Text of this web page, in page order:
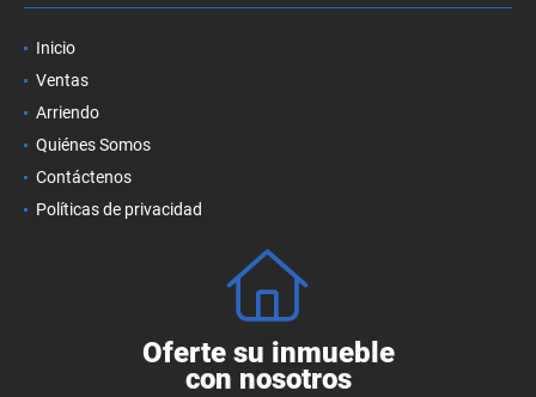
Inicio
Ventas
Arriendo
Quiénes Somos
Contáctenos
Políticas de privacidad
Oferte su inmueble
con nosotros